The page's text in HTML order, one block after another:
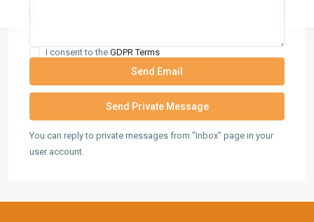
I consent to the GDPR Terms
You can reply to private messages from "Inbox" page in your
user account.